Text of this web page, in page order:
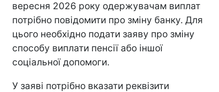
вересня 2026 року одержувачам виплат
потрібно повідомити про зміну банку. Для
цього необхідно подати заяву про зміну
способу виплати пенсії або іншої
соціальної допомоги.
У заяві потрібно вказати реквізити